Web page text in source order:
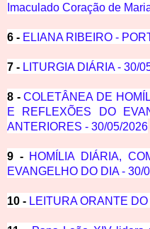
Imaculado Coração de
6 - ELIANA RIBEIRO -
7 - LITURGIA DIÁRIA - 30/
8 -COLETÂNEA DE
E REFLEXÕES DO
ANTERIORES - 30/05/2026
9 - HOMÍLIA DIÁRIA,
EVANGELHO DO DIA - 30/
10 - LEITURA ORANTE